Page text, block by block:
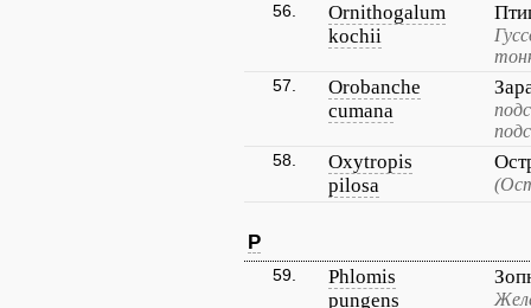
56.
Ornithogalum
kochii
57.
Orobanche
cumana
58.
Oxytropis
pilosa
P
59.
Phlomis
pungens